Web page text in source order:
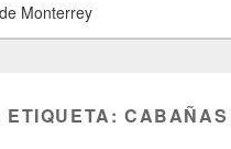
Monterrey
ETIQUETA: